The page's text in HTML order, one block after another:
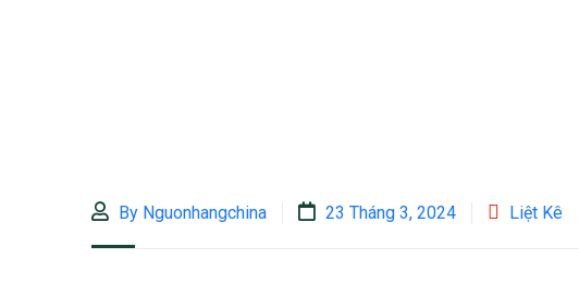
By Nguonhangchina 23 Tháng 3, 2024 Liệt Kê